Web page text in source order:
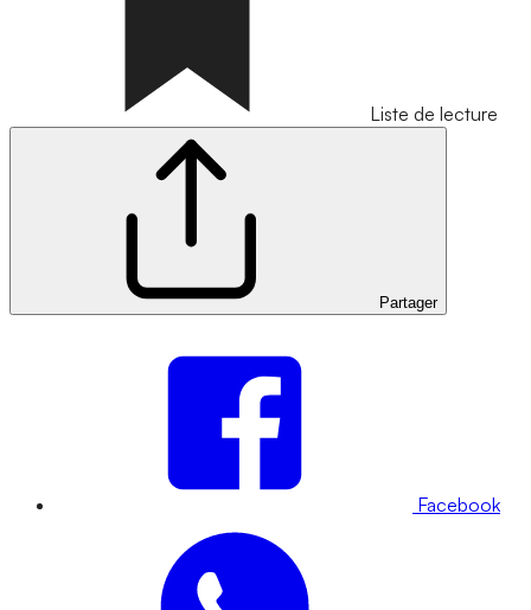
Liste de lecture
Partager
Facebook